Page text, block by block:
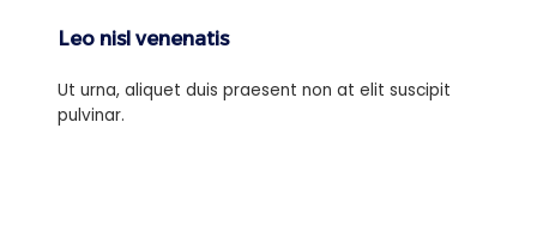
Leo nisl venenatis
Ut urna, aliquet duis praesent non at elit suscipit
pulvinar.